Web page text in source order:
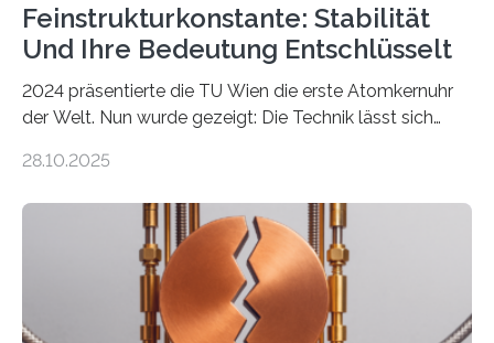
Feinstrukturkonstante: Stabilität
Und Ihre Bedeutung Entschlüsselt
2024 präsentierte die TU Wien die erste Atomkernuhr
der Welt. Nun wurde gezeigt: Die Technik lässt sich
fundamentalen Physik nachzugehen. Thorium-
Messungen verwenden. Das hatte man jahrzehntelang
vermutet, weltweit war nach den passenden
Atomkern-Zuständen gesucht worden, 2024 gelang
einem Team der TU Wien mit Unterstützung
internationaler Partner der entscheidende Durchbruch:
28.10.2025